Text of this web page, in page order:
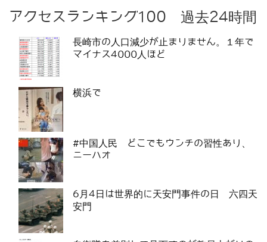
アクセスランキング100 過去24時間
長崎市の人口減少が止まりません。１年で
マイナス4000人ほど
横浜で
#中国人民 どこでもウンチの習性あり、
ニーハオ
6月4日は世界的に天安門事件の日 六四天
安門